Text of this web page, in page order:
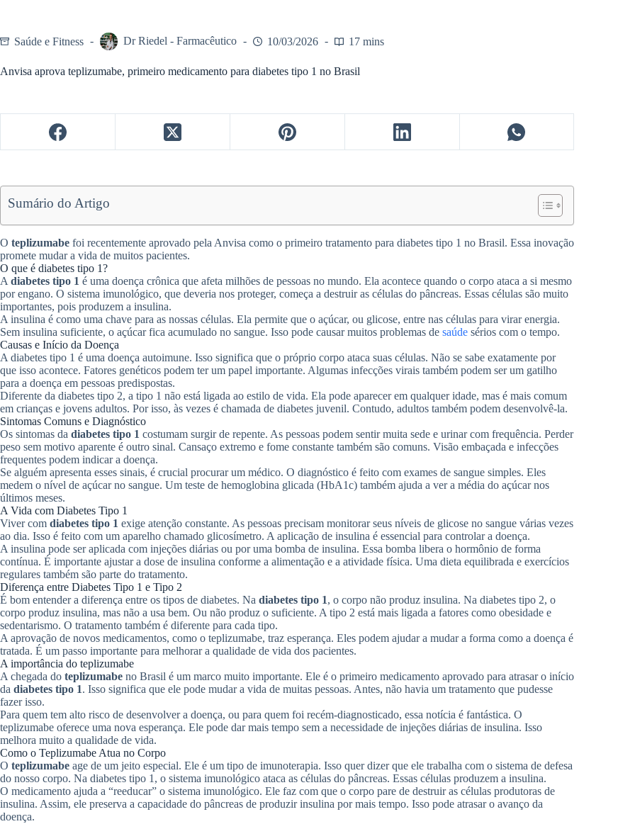
Saúde e Fitness Dr Riedel - Farmacêutico 10/03/2026 17 mins
Anvisa aprova teplizumabe, primeiro medicamento para diabetes tipo 1 no Brasil
Sumário do Artigo
O teplizumabe foi recentemente aprovado pela Anvisa como o primeiro tratamento para diabetes tipo 1 no Brasil. Essa inovação
promete mudar a vida de muitos pacientes.
O que é diabetes tipo 1?
Adiabetes tipo 1 é uma doença crônica que afeta milhões de pessoas no mundo. Ela acontece quando o corpo ataca a si mesmo
por engano. O sistema imunológico, que deveria nos proteger, começa a destruir as células do pâncreas. Essas células são muito
importantes, pois produzem a insulina.
A insulina é como uma chave para as nossas células. Ela permite que o açúcar, ou glicose, entre nas células para virar energia.
Sem insulina suficiente, o açúcar fica acumulado no sangue. Isso pode causar muitos problemas de saúde sérios com o tempo.
Causas e Início da Doença
A diabetes tipo 1 é uma doença autoimune. Isso significa que o próprio corpo ataca suas células. Não se sabe exatamente por
que isso acontece. Fatores genéticos podem ter um papel importante. Algumas infecções virais também podem ser um gatilho
para a doença em pessoas predispostas.
Diferente da diabetes tipo 2, a tipo 1 não está ligada ao estilo de vida. Ela pode aparecer em qualquer idade, mas é mais comum
em crianças e jovens adultos. Por isso, às vezes é chamada de diabetes juvenil. Contudo, adultos também podem desenvolvê-la.
Sintomas Comuns e Diagnóstico
Os sintomas da diabetes tipo 1 costumam surgir de repente. As pessoas podem sentir muita sede e urinar com frequência. Perder
peso sem motivo aparente é outro sinal. Cansaço extremo e fome constante também são comuns. Visão embaçada e infecções
frequentes podem indicar a doença.
Se alguém apresenta esses sinais, é crucial procurar um médico. O diagnóstico é feito com exames de sangue simples. Eles
medem o nível de açúcar no sangue. Um teste de hemoglobina glicada (HbA1c) também ajuda a ver a média do açúcar nos
últimos meses.
A Vida com Diabetes Tipo 1
Viver com diabetes tipo 1 exige atenção constante. As pessoas precisam monitorar seus níveis de glicose no sangue várias vezes
ao dia. Isso é feito com um aparelho chamado glicosímetro. A aplicação de insulina é essencial para controlar a doença.
A insulina pode ser aplicada com injeções diárias ou por uma bomba de insulina. Essa bomba libera o hormônio de forma
contínua. É importante ajustar a dose de insulina conforme a alimentação e a atividade física. Uma dieta equilibrada e exercícios
regulares também são parte do tratamento.
Diferença entre Diabetes Tipo 1 e Tipo 2
É bom entender a diferença entre os tipos de diabetes. Na diabetes tipo 1, o corpo não produz insulina. Na diabetes tipo 2, o
corpo produz insulina, mas não a usa bem. Ou não produz o suficiente. A tipo 2 está mais ligada a fatores como obesidade e
sedentarismo. O tratamento também é diferente para cada tipo.
A aprovação de novos medicamentos, como o teplizumabe, traz esperança. Eles podem ajudar a mudar a forma como a doença é
tratada. É um passo importante para melhorar a qualidade de vida dos pacientes.
A importância do teplizumabe
A chegada do teplizumabe no Brasil é um marco muito importante. Ele é o primeiro medicamento aprovado para atrasar o início
da diabetes tipo 1. Isso significa que ele pode mudar a vida de muitas pessoas. Antes, não havia um tratamento que pudesse
fazer isso.
Para quem tem alto risco de desenvolver a doença, ou para quem foi recém-diagnosticado, essa notícia é fantástica. O
teplizumabe oferece uma nova esperança. Ele pode dar mais tempo sem a necessidade de injeções diárias de insulina. Isso
melhora muito a qualidade de vida.
Como o Teplizumabe Atua no Corpo
O teplizumabe age de um jeito especial. Ele é um tipo de imunoterapia. Isso quer dizer que ele trabalha com o sistema de defesa
do nosso corpo. Na diabetes tipo 1, o sistema imunológico ataca as células do pâncreas. Essas células produzem a insulina.
O medicamento ajuda a “reeducar” o sistema imunológico. Ele faz com que o corpo pare de destruir as células produtoras de
insulina. Assim, ele preserva a capacidade do pâncreas de produzir insulina por mais tempo. Isso pode atrasar o avanço da
doença.